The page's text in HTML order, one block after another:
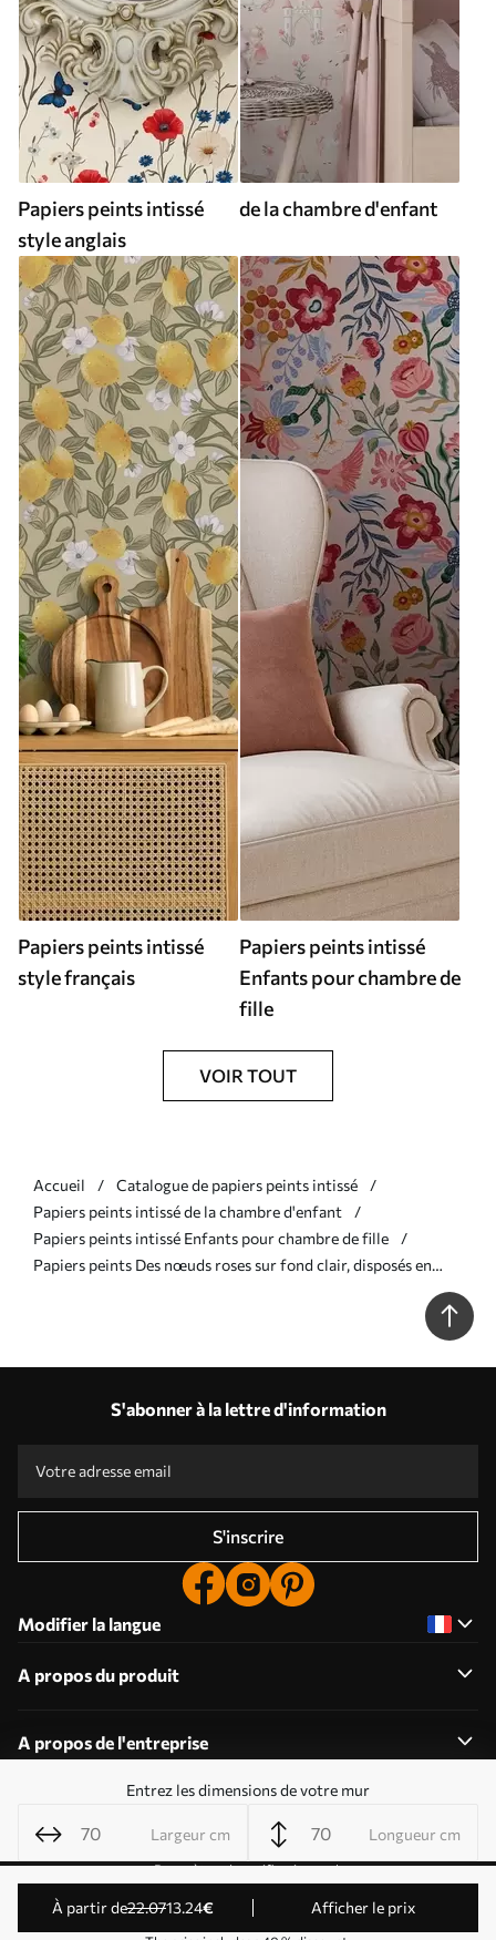
Entrez les dimensions de votre mur
Largeur cm Longueur cm
à partir de22.0713.24€ Afficher le prix
Papiers peints intissé
style anglais
de la chambre d'enfant
Papiers peints intissé
style français
Papiers peints intissé
Enfants pour chambre de
fille
VOIR TOUT
Accueil
Catalogue de papiers peints intissé
Papiers peints intissé de la chambre d'enfant
Papiers peints intissé Enfants pour chambre de fille
Papiers peints Des nœuds roses sur fond clair, disposés en
S'abonner à la lettre d'information
S'inscrire
Modifier la langue
A propos du produit
A propos de l'entreprise
Modifier les autorisations relatives aux cookies
Paramètres de notification push
© 2011-2026 Uwalls . Tous droits réservés. Exploité par
KLW Sp. z o.o. Numéro de TVA : PL9223057591.